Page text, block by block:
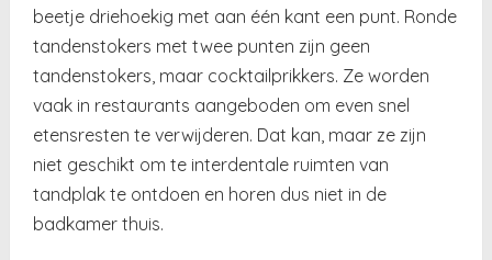
beetje driehoekig met aan één kant een punt. Ronde
tandenstokers met twee punten zijn geen
tandenstokers, maar cocktailprikkers. Ze worden
vaak in restaurants aangeboden om even snel
etensresten te verwijderen. Dat kan, maar ze zijn
niet geschikt om te interdentale ruimten van
tandplak te ontdoen en horen dus niet in de
badkamer thuis.